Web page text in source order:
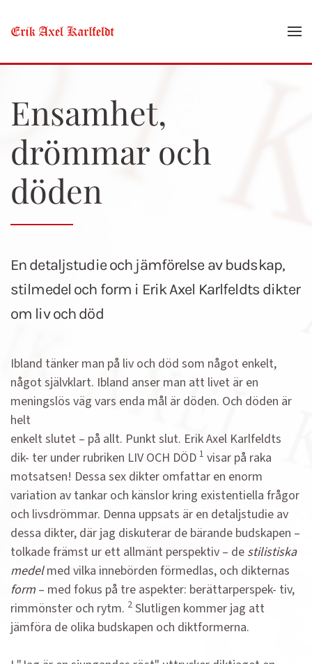
Skip to main content
Ensamhet,
drömmar och
döden
En detaljstudie och jämförelse av budskap,
stilmedel och form i Erik Axel Karlfeldts dikter
om liv och död
Ibland tänker man på liv och död som något enkelt,
något självklart. Ibland anser man att livet är en
meningslös väg vars enda mål är döden. Och döden är
helt
enkelt slutet – på allt. Punkt slut. Erik Axel Karlfeldts
dik- ter under rubriken LIV OCH DÖD 1 visar på raka
motsatsen! Dessa sex dikter omfattar en enorm
variation av tankar och känslor kring existentiella frågor
och livsdrömmar. Denna uppsats är en detaljstudie av
dessa dikter, där jag diskuterar de bärande budskapen –
tolkade främst ur ett allmänt perspektiv – de stilistiska
medelmed vilka innebörden förmedlas, och dikternas
form – med fokus på tre aspekter: berättarperspek- tiv,
rimmönster och rytm. 2 Slutligen kommer jag att
jämföra de olika budskapen och diktformerna.